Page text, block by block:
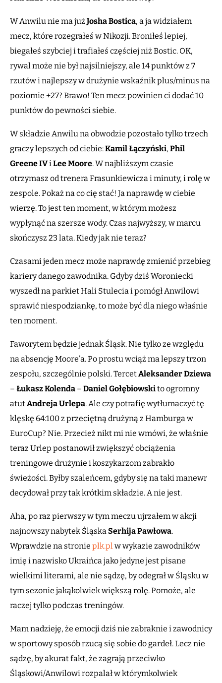
W Anwilu nie ma już Josha Bostica, a ja widziałem
mecz, które rozegrałeś w Nikozji. Broniłeś lepiej,
biegałeś szybciej i trafiałeś częściej niż Bostic. OK,
rywal może nie był najsilniejszy, ale 14 punktów z 7
rzutów i najlepszy w drużynie wskaźnik plus/minus na
poziomie +27? Brawo! Ten mecz powinien ci dodać 10
punktów do pewności siebie.
W składzie Anwilu na obwodzie pozostało tylko trzech
graczy lepszych od ciebie:Kamil Łączyński, Phil
Greene IViLeeMoore. W najbliższym czasie
otrzymasz od trenera Frasunkiewicza i minuty, i rolę w
zespole. Pokaż na co cię stać! Ja naprawdę w ciebie
wierzę. To jest ten moment, w którym możesz
wypłynąć na szersze wody. Czas najwyższy, w marcu
skończysz 23 lata. Kiedy jak nie teraz?
Czasami jeden mecz może naprawdę zmienić przebieg
kariery danego zawodnika. Gdyby dziś Woroniecki
wyszedł na parkiet Hali Stulecia i pomógł Anwilowi
sprawić niespodziankę, to może być dla niego właśnie
ten moment.
Faworytem będzie jednak Śląsk. Nie tylko ze względu
na absencję Moore’a. Po prostu wciąż ma lepszy trzon
zespołu, szczególnie polski. TercetAleksander Dziewa
– Łukasz Kolenda – Daniel Gołębiowskito ogromny
atutAndreja Urlepa. Ale czy potrafię wytłumaczyć tę
klęskę 64:100 z przeciętną drużyną z Hamburga w
EuroCup? Nie. Przecież nikt mi nie wmówi, że właśnie
teraz Urlep postanowił zwiększyć obciążenia
treningowe drużynie i koszykarzom zabrakło
świeżości. Byłby szaleńcem, gdyby się na taki manewr
decydował przy tak krótkim składzie. A nie jest.
Aha, po raz pierwszy w tym meczu ujrzałem w akcji
najnowszy nabytek Śląska Serhija Pawłowa.
Wprawdzie na stronie plk.plw wykazie zawodników
imię i nazwisko Ukraińca jako jedyne jest pisane
wielkimi literami, ale nie sądzę, by odegrał w Śląsku w
tym sezonie jakąkolwiek większą rolę. Pomoże, ale
raczej tylko podczas treningów.
Mam nadzieję, że emocji dziś nie zabraknie i zawodnicy
w sportowy sposób rzucą się sobie do gardeł. Lecz nie
sądzę, by akurat fakt, że zagrają przeciwko
Śląskowi/Anwilowi rozpalał w którymkolwiek